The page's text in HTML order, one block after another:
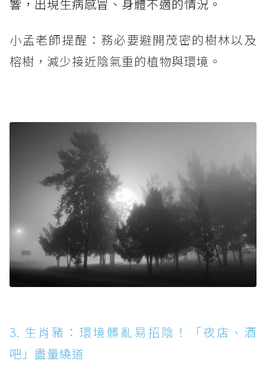
響，出現生病感冒、身體不適的情況。
小孟老師提醒：務必要避開茂密的樹林以及
榕樹，減少接近陰氣重的植物與環境。
3. 生肖豬：環境髒亂易招陰！「夜店、酒
吧」盡量繞道